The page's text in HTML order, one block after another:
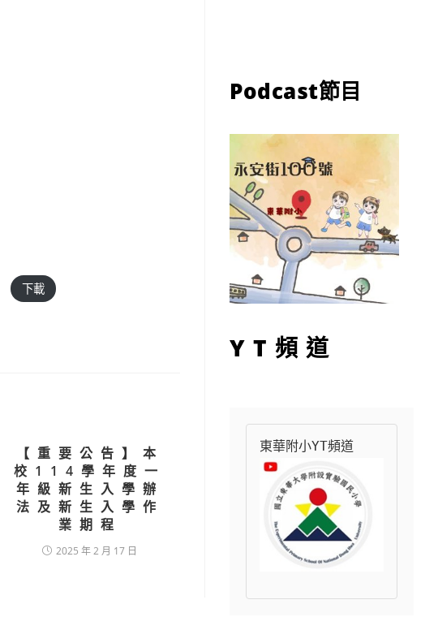
下載
【重要公告】本
校114學年度一
年級新生入學辦
法及新生入學作
業期程
2025 年 2 月 17 日
Podcast節目
YT頻道
東華附小YT頻道